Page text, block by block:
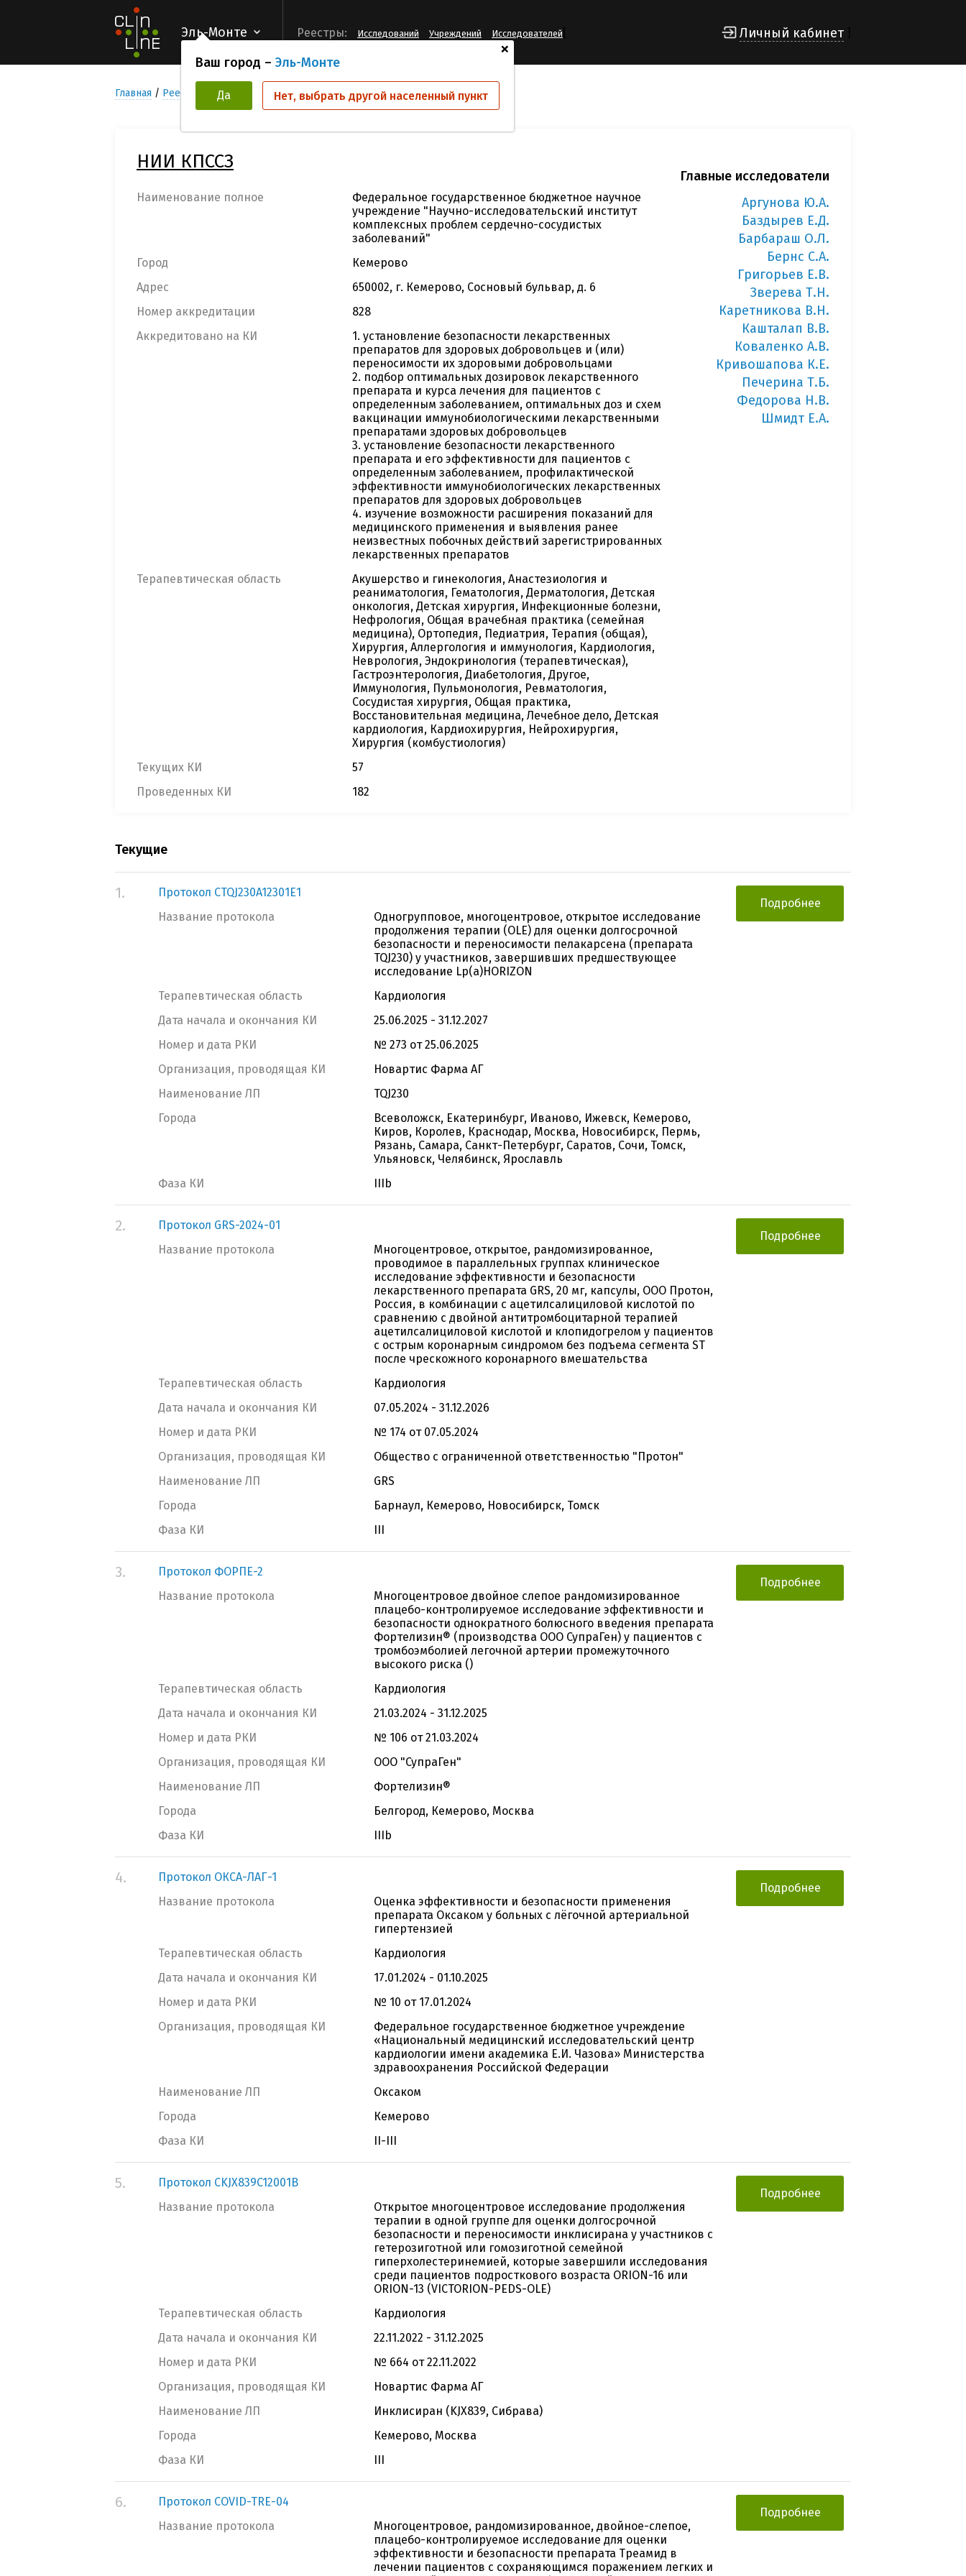
Эль-Монте
+
Ваш город – Эль-Монте
Да Нет, выбрать другой населенный пункт
Реестры: Исследований Учреждений Исследователей Личный кабинет
Главная Реестр Медицинских учреждений НИИ КПССЗ
НИИ КПССЗ
Наименование полное
Федеральное государственное бюджетное научное
учреждение "Научно-исследовательский институт
комплексных проблем сердечно-сосудистых
заболеваний"
Город
Кемерово
Адрес
650002, г. Кемерово, Сосновый бульвар, д. 6
Номер аккредитации
828
Аккредитовано на КИ
1. установление безопасности лекарственных
препаратов для здоровых добровольцев и (или)
переносимости их здоровыми добровольцами
2. подбор оптимальных дозировок лекарственного
препарата и курса лечения для пациентов с
определенным заболеванием, оптимальных доз и схем
вакцинации иммунобиологическими лекарственными
препаратами здоровых добровольцев
3. установление безопасности лекарственного
препарата и его эффективности для пациентов с
определенным заболеванием, профилактической
эффективности иммунобиологических лекарственных
препаратов для здоровых добровольцев
4. изучение возможности расширения показаний для
медицинского применения и выявления ранее
неизвестных побочных действий зарегистрированных
лекарственных препаратов
Терапевтическая область
Акушерство и гинекология, Анастезиология и
реаниматология, Гематология, Дерматология, Детская
онкология, Детская хирургия, Инфекционные болезни,
Нефрология, Общая врачебная практика (семейная
медицина), Ортопедия, Педиатрия, Терапия (общая),
Хирургия, Аллергология и иммунология, Кардиология,
Неврология, Эндокринология (терапевтическая),
Гастроэнтерология, Диабетология, Другое,
Иммунология, Пульмонология, Ревматология,
Сосудистая хирургия, Общая практика,
Восстановительная медицина, Лечебное дело, Детская
кардиология, Кардиохирургия, Нейрохирургия,
Хирургия (комбустиология)
Текущих КИ
57
Проведенных КИ
182
Главные исследователи
Аргунова Ю.А.
Баздырев Е.Д.
Барбараш О.Л.
Бернс С.А.
Григорьев Е.В.
Зверева Т.Н.
Каретникова В.Н.
Кашталап В.В.
Коваленко А.В.
Кривошапова К.Е.
Печерина Т.Б.
Федорова Н.В.
Шмидт Е.А.
Текущие
1.
Протокол CTQJ230A12301E1
Название протокола
Одногрупповое, многоцентровое, открытое исследование
продолжения терапии (OLE) для оценки долгосрочной
безопасности и переносимости пелакарсена (препарата
TQJ230) у участников, завершивших предшествующее
исследование Lp(a)HORIZON
Терапевтическая область
Кардиология
Дата начала и окончания КИ
25.06.2025 - 31.12.2027
Номер и дата РКИ
№ 273 от 25.06.2025
Организация, проводящая КИ
Новартис Фарма АГ
Наименование ЛП
TQJ230
Города
Всеволожск, Екатеринбург, Иваново, Ижевск, Кемерово,
Киров, Королев, Краснодар, Москва, Новосибирск, Пермь,
Рязань, Самара, Санкт-Петербург, Саратов, Сочи, Томск,
Ульяновск, Челябинск, Ярославль
Фаза КИ
IIIb
Подробнее
2.
Протокол GRS-2024-01
Название протокола
Многоцентровое, открытое, рандомизированное,
проводимое в параллельных группах клиническое
исследование эффективности и безопасности
лекарственного препарата GRS, 20 мг, капсулы, ООО Протон,
Россия, в комбинации с ацетилсалициловой кислотой по
сравнению с двойной антитромбоцитарной терапией
ацетилсалициловой кислотой и клопидогрелом у пациентов
с острым коронарным синдромом без подъема сегмента ST
после чрескожного коронарного вмешательства
Терапевтическая область
Кардиология
Дата начала и окончания КИ
07.05.2024 - 31.12.2026
Номер и дата РКИ
№ 174 от 07.05.2024
Организация, проводящая КИ
Общество с ограниченной ответственностью "Протон"
Наименование ЛП
GRS
Города
Барнаул, Кемерово, Новосибирск, Томск
Фаза КИ
III
Подробнее
3.
Протокол ФОРПЕ-2
Название протокола
Многоцентровое двойное слепое рандомизированное
плацебо-контролируемое исследование эффективности и
безопасности однократного болюсного введения препарата
Фортелизин® (производства ООО СупраГен) у пациентов с
тромбоэмболией легочной артерии промежуточного
высокого риска ()
Терапевтическая область
Кардиология
Дата начала и окончания КИ
21.03.2024 - 31.12.2025
Номер и дата РКИ
№ 106 от 21.03.2024
Организация, проводящая КИ
ООО "СупраГен"
Наименование ЛП
Фортелизин®
Города
Белгород, Кемерово, Москва
Фаза КИ
IIIb
Подробнее
4.
Протокол ОКСА-ЛАГ-1
Название протокола
Оценка эффективности и безопасности применения
препарата Оксаком у больных с лёгочной артериальной
гипертензией
Терапевтическая область
Кардиология
Дата начала и окончания КИ
17.01.2024 - 01.10.2025
Номер и дата РКИ
№ 10 от 17.01.2024
Организация, проводящая КИ
Федеральное государственное бюджетное учреждение
«Национальный медицинский исследовательский центр
кардиологии имени академика Е.И. Чазова» Министерства
здравоохранения Российской Федерации
Наименование ЛП
Оксаком
Города
Кемерово
Фаза КИ
II-III
Подробнее
5.
Протокол CKJX839C12001B
Название протокола
Открытое многоцентровое исследование продолжения
терапии в одной группе для оценки долгосрочной
безопасности и переносимости инклисирана у участников с
гетерозиготной или гомозиготной семейной
гиперхолестеринемией, которые завершили исследования
среди пациентов подросткового возраста ORION-16 или
ORION-13 (VICTORION-PEDS-OLE)
Терапевтическая область
Кардиология
Дата начала и окончания КИ
22.11.2022 - 31.12.2025
Номер и дата РКИ
№ 664 от 22.11.2022
Организация, проводящая КИ
Новартис Фарма АГ
Наименование ЛП
Инклисиран (KJX839, Сибрава)
Города
Кемерово, Москва
Фаза КИ
III
Подробнее
6.
Протокол COVID-TRE-04
Название протокола
Многоцентровое, рандомизированное, двойное-слепое,
плацебо-контролируемое исследование для оценки
эффективности и безопасности препарата Треамид в
лечении пациентов с сохраняющимся поражением легких и
Подробнее